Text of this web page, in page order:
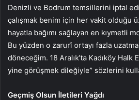
Denizli ve Bodrum temsillerini iptal
çalışmak benim için her vakit olduğu
hayatla bağımı sağlayan en kıymetli
Bu yüzden o zarurî ortayı fazla
döneceğim. 18 Aralık’ta Kadıköy Halk
yine görüşmek dileğiyle” sözlerini
Geçmiş Olsun İletileri Yağdı